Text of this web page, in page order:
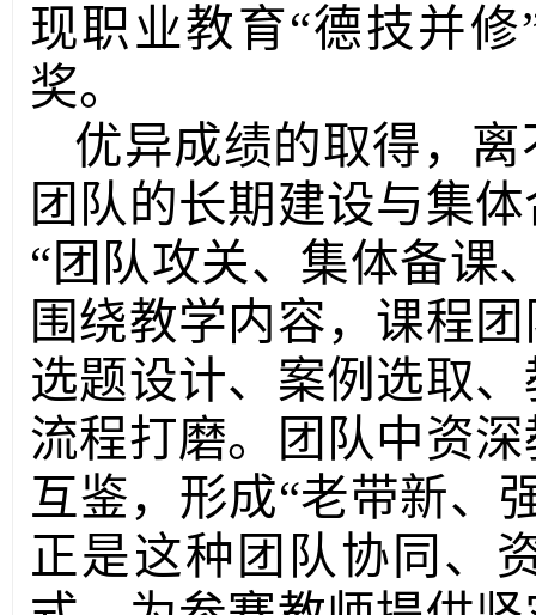
现职业教育“德技并
奖。
优异成绩的取得，
团队的长期建设与集
“团队攻关、集体备课
围绕教学内容，课程
选题设计、案例选取
流程打磨。团队中资
互鉴，形成“老带新、
正是这种团队协同、